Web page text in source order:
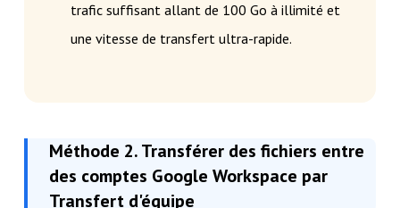
trafic suffisant allant de 100 Go à illimité et
une vitesse de transfert ultra-rapide.
Méthode 2. Transférer des fichiers entre
des comptes Google Workspace par
Transfert d'équipe